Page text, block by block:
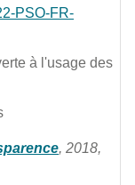
PSO-FR-
à l'usage des
, 2018,